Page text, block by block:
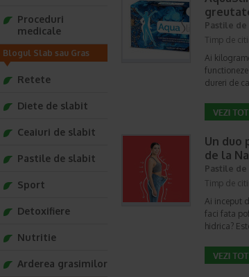
Pastile
Timp de
Ai
dureri de
Un duo
de la
Pastile
Timp de
Ai inceput
faci fata
hidrica?
Proceduri
medicale
Blogul Slab sau Gras
Retete
Diete de slabit
Ceaiuri de slabit
Pastile de slabit
Sport
Detoxifiere
Nutritie
Arderea grasimilor